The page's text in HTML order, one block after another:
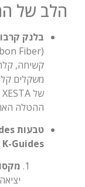
הלב של
בלנק
קשיחה,
משקלים
ההטלה
טבעות Fuji K-Guides:
K-Guides